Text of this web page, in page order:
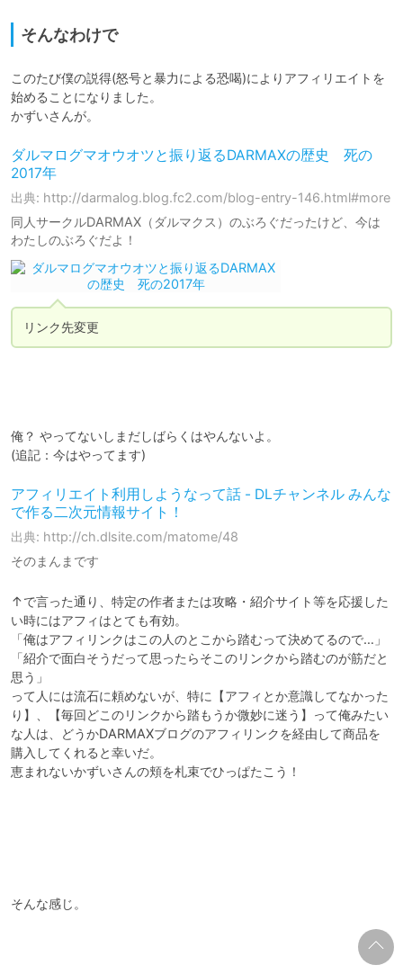
そんなわけで
このたび僕の説得(怒号と暴力による恐喝)によりアフィリエイトを
始めることになりました。
かずいさんが。
ダルマログマオウオツと振り返るDARMAXの歴史 死の
2017年
出典: http://darmalog.blog.fc2.com/blog-entry-146.html#more
同人サークルDARMAX（ダルマクス）のぶろぐだったけど、今は
わたしのぶろぐだよ！
リンク先変更
俺？ やってないしまだしばらくはやんないよ。
アフィリエイト利用しようなって話 - DLチャンネル みんな
で作る二次元情報サイト！
出典: http://ch.dlsite.com/matome/48
そのまんまです
↑で言った通り、特定の作者または攻略・紹介サイト等を応援した
い時にはアフィはとても有効。
「俺はアフィリンクはこの人のとこから踏むって決めてるので…」
「紹介で面白そうだって思ったらそこのリンクから踏むのが筋だと
思う」
って人には流石に頼めないが、特に【アフィとか意識してなかった
り】、【毎回どこのリンクから踏もうか微妙に迷う】って俺みたい
な人は、どうかDARMAXブログのアフィリンクを経由して商品を
購入してくれると幸いだ。
恵まれないかずいさんの頬を札束でひっぱたこう！
そんな感じ。